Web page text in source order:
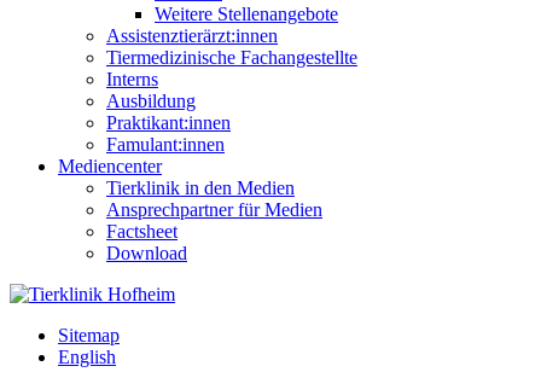
Weitere Stellenangebote
Assistenztierärzt:innen
Tiermedizinische Fachangestellte
Interns
Ausbildung
Praktikant:innen
Famulant:innen
Mediencenter
Tierklinik in den Medien
Ansprechpartner für Medien
Factsheet
Download
Sitemap
English